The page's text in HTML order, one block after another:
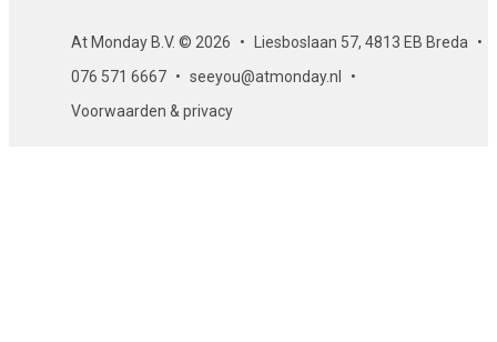
At Monday B.V. © 2026
Liesboslaan 57, 4813 EB Breda
076 571 6667
seeyou@atmonday.nl
Voorwaarden & privacy